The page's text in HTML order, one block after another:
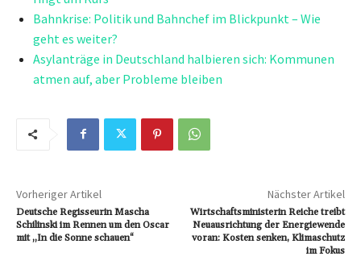
Bahnkrise: Politik und Bahnchef im Blickpunkt – Wie
geht es weiter?
Asylanträge in Deutschland halbieren sich: Kommunen
atmen auf, aber Probleme bleiben
Vorheriger Artikel
Deutsche Regisseurin Mascha
Schilinski im Rennen um den Oscar
mit „In die Sonne schauen“
Nächster Artikel
Wirtschaftsministerin Reiche treibt
Neuausrichtung der Energiewende
voran: Kosten senken, Klimaschutz
im Fokus